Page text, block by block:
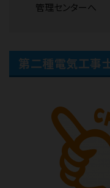
管理センターへ
第二種電気工事